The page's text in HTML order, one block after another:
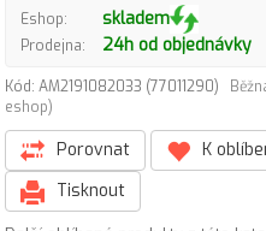
Eshop: skladem
Prodejna: 24h od objednávky
Kód: AM2191082033 (77011290)
eshop)
Porovnat K
Tisknout